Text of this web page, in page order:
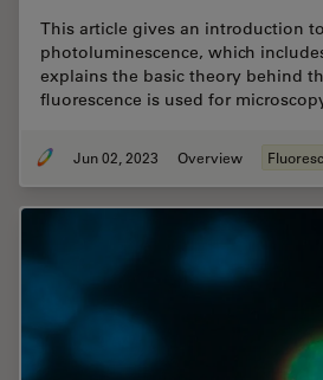
This article gives an introduction
photoluminescence, which
explains the basic theory behind
fluorescence is used for
Jun 02, 2023 Overview